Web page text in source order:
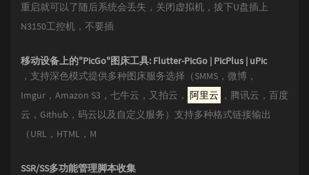
重启就可以了随后系统会丢失，关闭虚拟机，拔下U盘插上
N3150工控机，不要插
移动设备上的"PicGo"图床工具: Flutter-PicGo | PicPlus | uPic
，支持深色模式提供多种图床服务选择（SMMS，微博，
Imgur，Amazon S3，七牛云，又拍云， 阿里云 ，腾讯云，百度
云，Github，码云以及自定义服务）支持多种格式链接输出
（URL，HTML，M
SSR/SS多功能管理脚本收集